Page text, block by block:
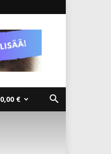
0,00 €